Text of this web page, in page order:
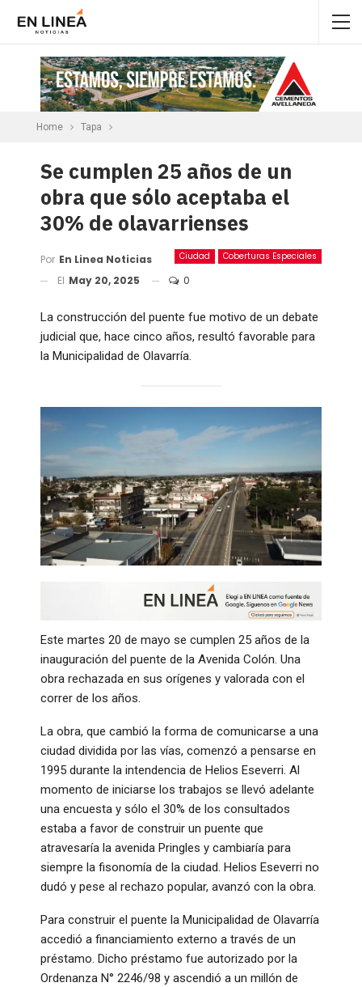
Home Tapa
Se cumplen 25 años de un
obra que sólo aceptaba el
30% de olavarrienses
Ciudad Coberturas Especiales
Por En Linea Noticias
El May 20, 2025 0
La construcción del puente fue motivo de un debate
judicial que, hace cinco años, resultó favorable para
la Municipalidad de Olavarría.
Este martes 20 de mayo se cumplen 25 años de la
inauguración del puente de la Avenida Colón. Una
obra rechazada en sus orígenes y valorada con el
correr de los años.
La obra, que cambió la forma de comunicarse a una
ciudad dividida por las vías, comenzó a pensarse en
1995 durante la intendencia de Helios Eseverri. Al
momento de iniciarse los trabajos se llevó adelante
una encuesta y sólo el 30% de los consultados
estaba a favor de construir un puente que
atravesaría la avenida Pringles y cambiaría para
siempre la fisonomía de la ciudad. Helios Eseverri no
dudó y pese al rechazo popular, avanzó con la obra.
Para construir el puente la Municipalidad de Olavarría
accedió a financiamiento externo a través de un
préstamo. Dicho préstamo fue autorizado por la
Ordenanza N° 2246/98 y ascendió a un millón de